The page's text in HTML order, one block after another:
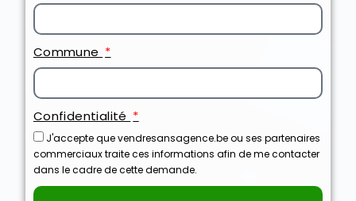
Commune
Confidentialité
J'accepte que vendresansagence.be ou ses partenaires
commerciaux traite ces informations afin de me contacter
dans le cadre de cette demande.